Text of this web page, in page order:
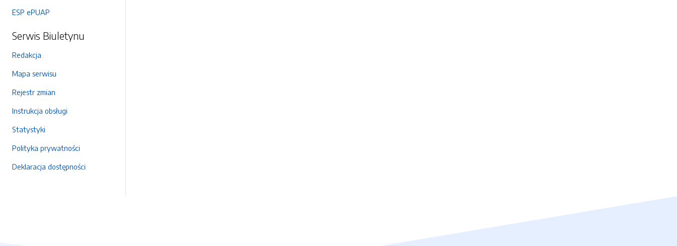
ESP ePUAP
Serwis Biuletynu
Redakcja
Mapa serwisu
Rejestr zmian
Instrukcja obsługi
Statystyki
Polityka prywatności
Deklaracja dostępności